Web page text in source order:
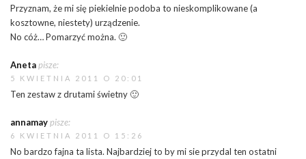
Przyznam, że mi się piekielnie podoba to nieskomplikowane (a
kosztowne, niestety) urządzenie.
No cóż… Pomarzyć można. 🙂
Anetapisze:
5 KWIETNIA 2011 O 20:01
Ten zestaw z drutami świetny 🙂
annamaypisze:
6 KWIETNIA 2011 O 15:26
No bardzo fajna ta lista. Najbardziej to by mi sie przydal ten ostatni